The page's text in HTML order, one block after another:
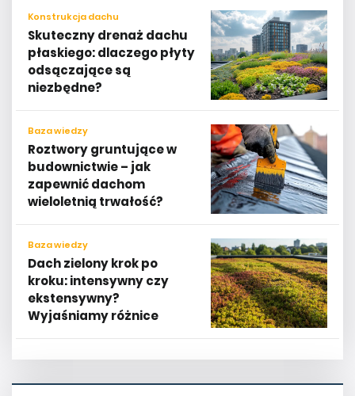
Konstrukcja dachu
Skuteczny drenaż dachu
płaskiego: dlaczego płyty
odsączające są
niezbędne?
Baza wiedzy
Roztwory gruntujące w
budownictwie – jak
zapewnić dachom
wieloletnią trwałość?
Baza wiedzy
Dach zielony krok po
kroku: intensywny czy
ekstensywny?
Wyjaśniamy różnice